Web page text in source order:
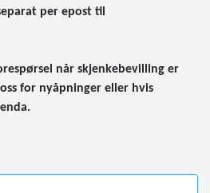
per epost til
når skjenkebevilling er
for nyåpninger eller hvis